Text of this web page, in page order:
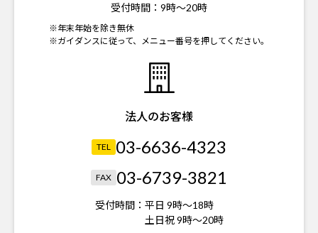
受付時間： 9時～20時
※年末年始を除き無休
※ガイダンスに従って、メニュー番号を押してください。
法人のお客様
TEL 03-6636-4323
FAX 03-6739-3821
受付時間： 平日 9時～18時
土日祝 9時～20時